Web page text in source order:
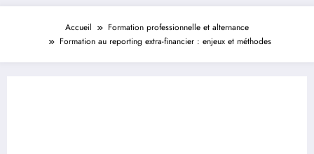
Accueil
Formation professionnelle et alternance
Formation au reporting extra-financier : enjeux et méthodes